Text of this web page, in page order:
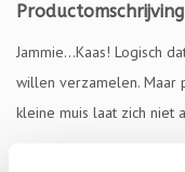
Productomschrijving
Jammie…Kaas! Logisch
willen verzamelen. Maar
kleine muis laat zich niet